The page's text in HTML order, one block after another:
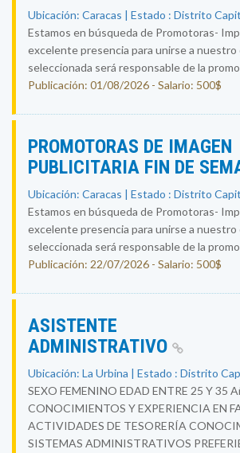
Ubicación: Caracas | Estado : Distrito
Estamos en búsqueda de Promotoras-
excelente presencia para unirse a nuestro
seleccionada será responsable de la
Publicación: 01/08/2026 - Salario: 500$
PROMOTORAS DE IMAGEN
PUBLICITARIA FIN DE
Ubicación: Caracas | Estado : Distrito
Estamos en búsqueda de Promotoras-
excelente presencia para unirse a nuestro
seleccionada será responsable de la
Publicación: 22/07/2026 - Salario: 500$
ASISTENTE
ADMINISTRATIVO
Ubicación: La Urbina | Estado : Distrito
SEXO FEMENINO EDAD ENTRE 25 Y 35
CONOCIMIENTOS Y EXPERIENCIA EN
ACTIVIDADES DE TESORERÍA
SISTEMAS ADMINISTRATIVOS